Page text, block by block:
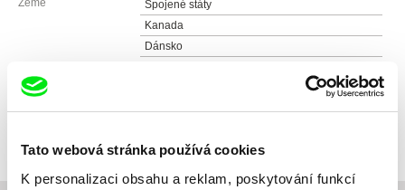
Tato webová stránka používá cookies
K personalizaci obsahu a reklam, poskytování funkcí
Země
Spojené státy
Kanada
Dánsko
Barva
Distribuce
AQS
12000 Praha 2
Česká republika